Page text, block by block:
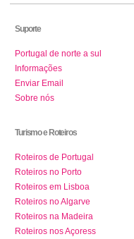
Suporte
Portugal de norte a sul
Informações
Enviar Email
Sobre nós
Turismo e Roteiros
Roteiros de Portugal
Roteiros no Porto
Roteiros em Lisboa
Roteiros no Algarve
Roteiros na Madeira
Roteiros nos Açoress